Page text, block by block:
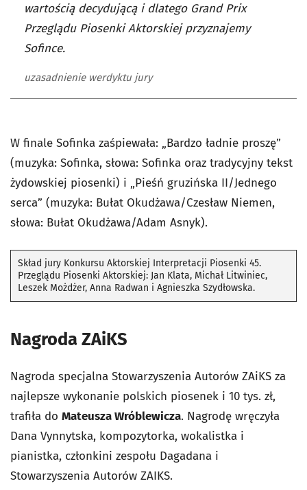
wartością decydującą i dlatego Grand Prix
Przeglądu Piosenki Aktorskiej przyznajemy
Sofince.
uzasadnienie werdyktu jury
W finale Sofinka zaśpiewała: „Bardzo ładnie proszę”
(muzyka: Sofinka, słowa: Sofinka oraz tradycyjny tekst
żydowskiej piosenki) i „Pieśń gruzińska II/Jednego
serca” (muzyka: Bułat Okudżawa/Czesław Niemen,
słowa: Bułat Okudżawa/Adam Asnyk).
Skład jury Konkursu Aktorskiej Interpretacji Piosenki 45.
Przeglądu Piosenki Aktorskiej: Jan Klata, Michał Litwiniec,
Leszek Możdżer, Anna Radwan i Agnieszka Szydłowska.
Nagroda ZAiKS
Nagroda specjalna Stowarzyszenia Autorów ZAiKS za
najlepsze wykonanie polskich piosenek i 10 tys. zł,
trafiła do Mateusza Wróblewicza. Nagrodę wręczyła
Dana Vynnytska, kompozytorka, wokalistka i
pianistka, członkini zespołu Dagadana i
Stowarzyszenia Autorów ZAIKS.